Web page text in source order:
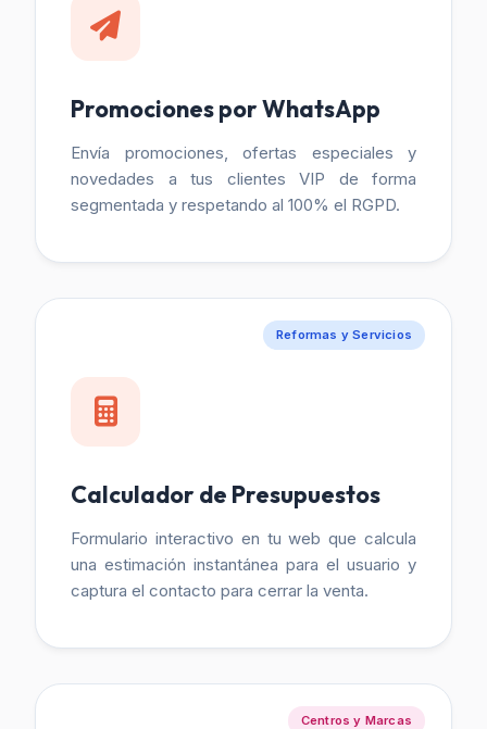
Promociones por WhatsApp
Envía promociones, ofertas especiales y
novedades a tus clientes VIP de forma
segmentada y respetando al 100% el RGPD.
Reformas y Servicios
Calculador de Presupuestos
Formulario interactivo en tu web que calcula
una estimación instantánea para el usuario y
captura el contacto para cerrar la venta.
Centros y Marcas